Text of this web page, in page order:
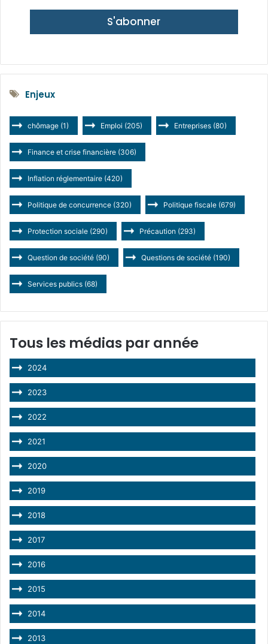
S'abonner
Enjeux
chômage (1) Emploi (205) Entreprises (80)
Finance et crise financière (306)
Inflation réglementaire (420)
Politique de concurrence (320) Politique fiscale (679)
Protection sociale (290) Précaution (293)
Question de société (90) Questions de société (190)
Services publics (68)
Tous les médias par année
2024
2023
2022
2021
2020
2019
2018
2017
2016
2015
2014
2013